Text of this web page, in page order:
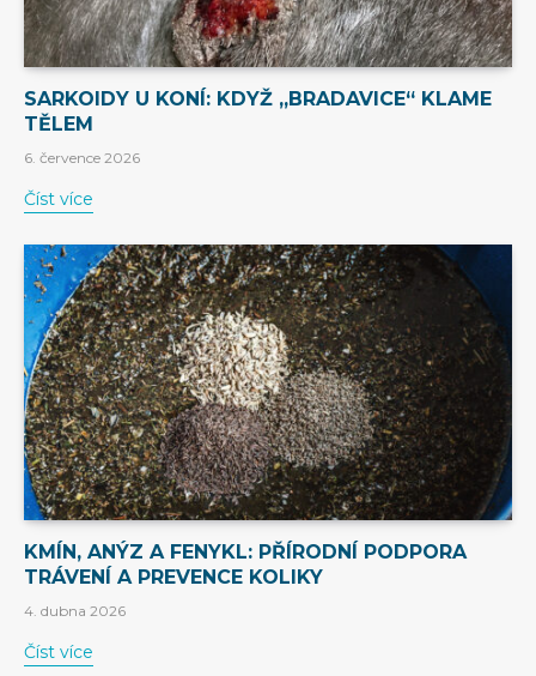
SARKOIDY U KONÍ: KDYŽ „BRADAVICE“ KLAME
TĚLEM
6. července 2026
Číst více
KMÍN, ANÝZ A FENYKL: PŘÍRODNÍ PODPORA
TRÁVENÍ A PREVENCE KOLIKY
4. dubna 2026
Číst více